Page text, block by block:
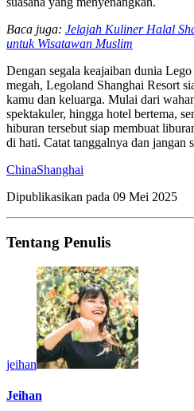
Baca juga: Jelajah Kuliner Halal
untuk Wisatawan Muslim
Dengan segala keajaiban dunia
megah, Legoland Shanghai Resort
kamu dan keluarga. Mulai dari
spektakuler, hingga hotel bertema,
hiburan tersebut siap membuat
di hati. Catat tanggalnya dan jangan
ChinaShanghai
Dipublikasikan pada 09 Mei 2025
Tentang Penulis
jeihan
Jeihan